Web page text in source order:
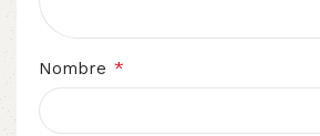
Nombre *